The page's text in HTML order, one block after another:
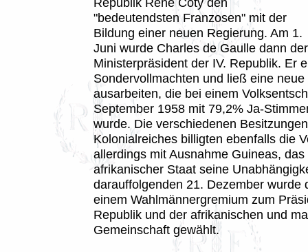
"bedeutendsten Franzosen" mit der
Bildung einer neuen Regierung. Am 1.
Juni wurde Charles de Gaulle dann
Ministerpräsident der IV. Republik. Er
Sondervollmachten und ließ eine neue
ausarbeiten, die bei einem
September 1958 mit 79,2% Ja-
wurde. Die verschiedenen
Kolonialreiches billigten ebenfalls die
allerdings mit Ausnahme Guineas,
afrikanischer Staat seine
darauffolgenden 21. Dezember wurde
einem Wahlmännergremium zum
Republik und der afrikanischen und
Gemeinschaft gewählt.